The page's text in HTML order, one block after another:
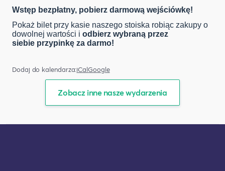
Wstęp bezpłatny, pobierz darmową wejściówkę!
Pokaż bilet przy kasie naszego stoiska robiąc zakupy o
dowolnej wartości i odbierz wybraną przez
siebie przypinkę za darmo!
Dodaj do kalendarza:iCalGoogle
Zobacz inne nasze wydarzenia